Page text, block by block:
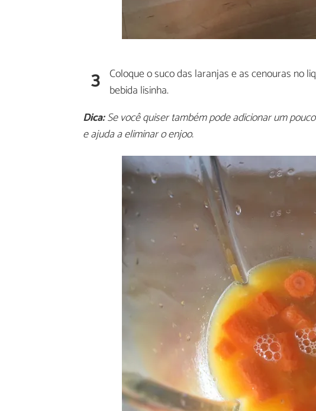
3 Coloque o suco das laranjas e as cenouras no
bebida lisinha.
Dica:Se você quiser também pode adicionar um
e ajuda a eliminar o enjoo.